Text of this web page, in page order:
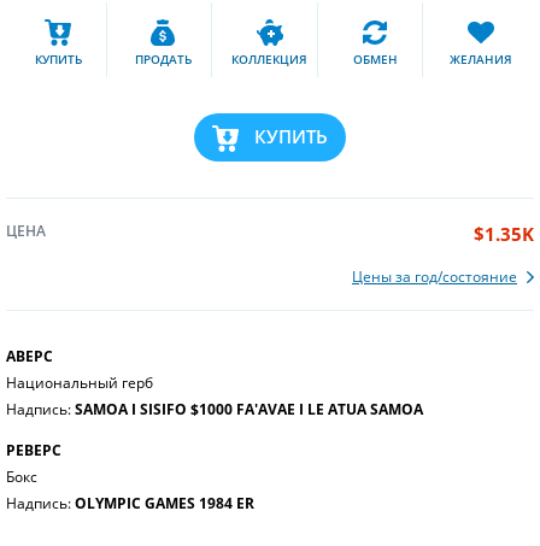
КУПИТЬ ПРОДАТЬ КОЛЛЕКЦИЯ ОБМЕН ЖЕЛАНИЯ
КУПИТЬ
ЦЕНА $1.35K
Цены за год/состояние
АВЕРС
Национальный герб
Надпись:SAMOA I SISIFO $1000 FA'AVAE I LE ATUA SAMOA
РЕВЕРС
Бокс
Надпись:OLYMPIC GAMES 1984 ER